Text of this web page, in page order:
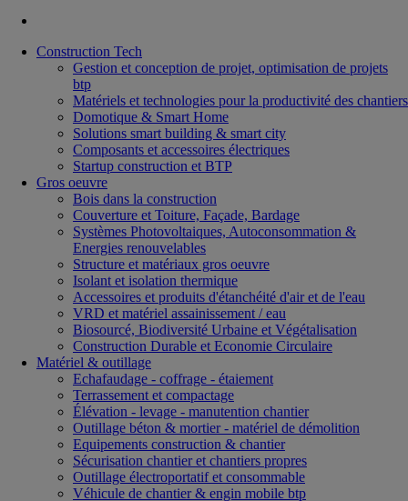
Construction Tech
Gestion et conception de projet, optimisation de projets
btp
Matériels et technologies pour la productivité des chantiers
Domotique & Smart Home
Solutions smart building & smart city
Composants et accessoires électriques
Startup construction et BTP
Gros oeuvre
Bois dans la construction
Couverture et Toiture, Façade, Bardage
Systèmes Photovoltaiques, Autoconsommation &
Energies renouvelables
Structure et matériaux gros oeuvre
Isolant et isolation thermique
Accessoires et produits d'étanchéité d'air et de l'eau
VRD et matériel assainissement / eau
Biosourcé, Biodiversité Urbaine et Végétalisation
Construction Durable et Economie Circulaire
Matériel & outillage
Echafaudage - coffrage - étaiement
Terrassement et compactage
Élévation - levage - manutention chantier
Outillage béton & mortier - matériel de démolition
Equipements construction & chantier
Sécurisation chantier et chantiers propres
Outillage électroportatif et consommable
Véhicule de chantier & engin mobile btp